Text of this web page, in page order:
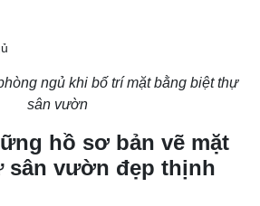
ngủ khi bố trí mặt bằng biệt thự
sân vườn
hồ sơ bản vẽ mặt
sân vườn đẹp thịnh